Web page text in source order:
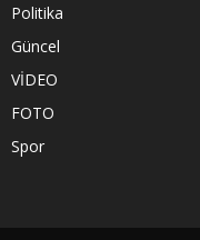
Politika
Güncel
VİDEO
FOTO
Spor